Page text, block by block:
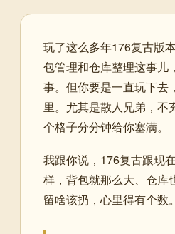
玩了这么多年176复古
包管理和仓库整理这事儿
事。但你要是一直玩下去
里。尤其是散人兄弟，不
个格子分分钟给你塞满。
我跟你说，176复古跟现
样，背包就那么大、仓库
留啥该扔，心里得有个数。